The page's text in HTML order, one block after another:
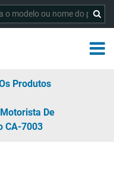
Produtos
De
CA-7003